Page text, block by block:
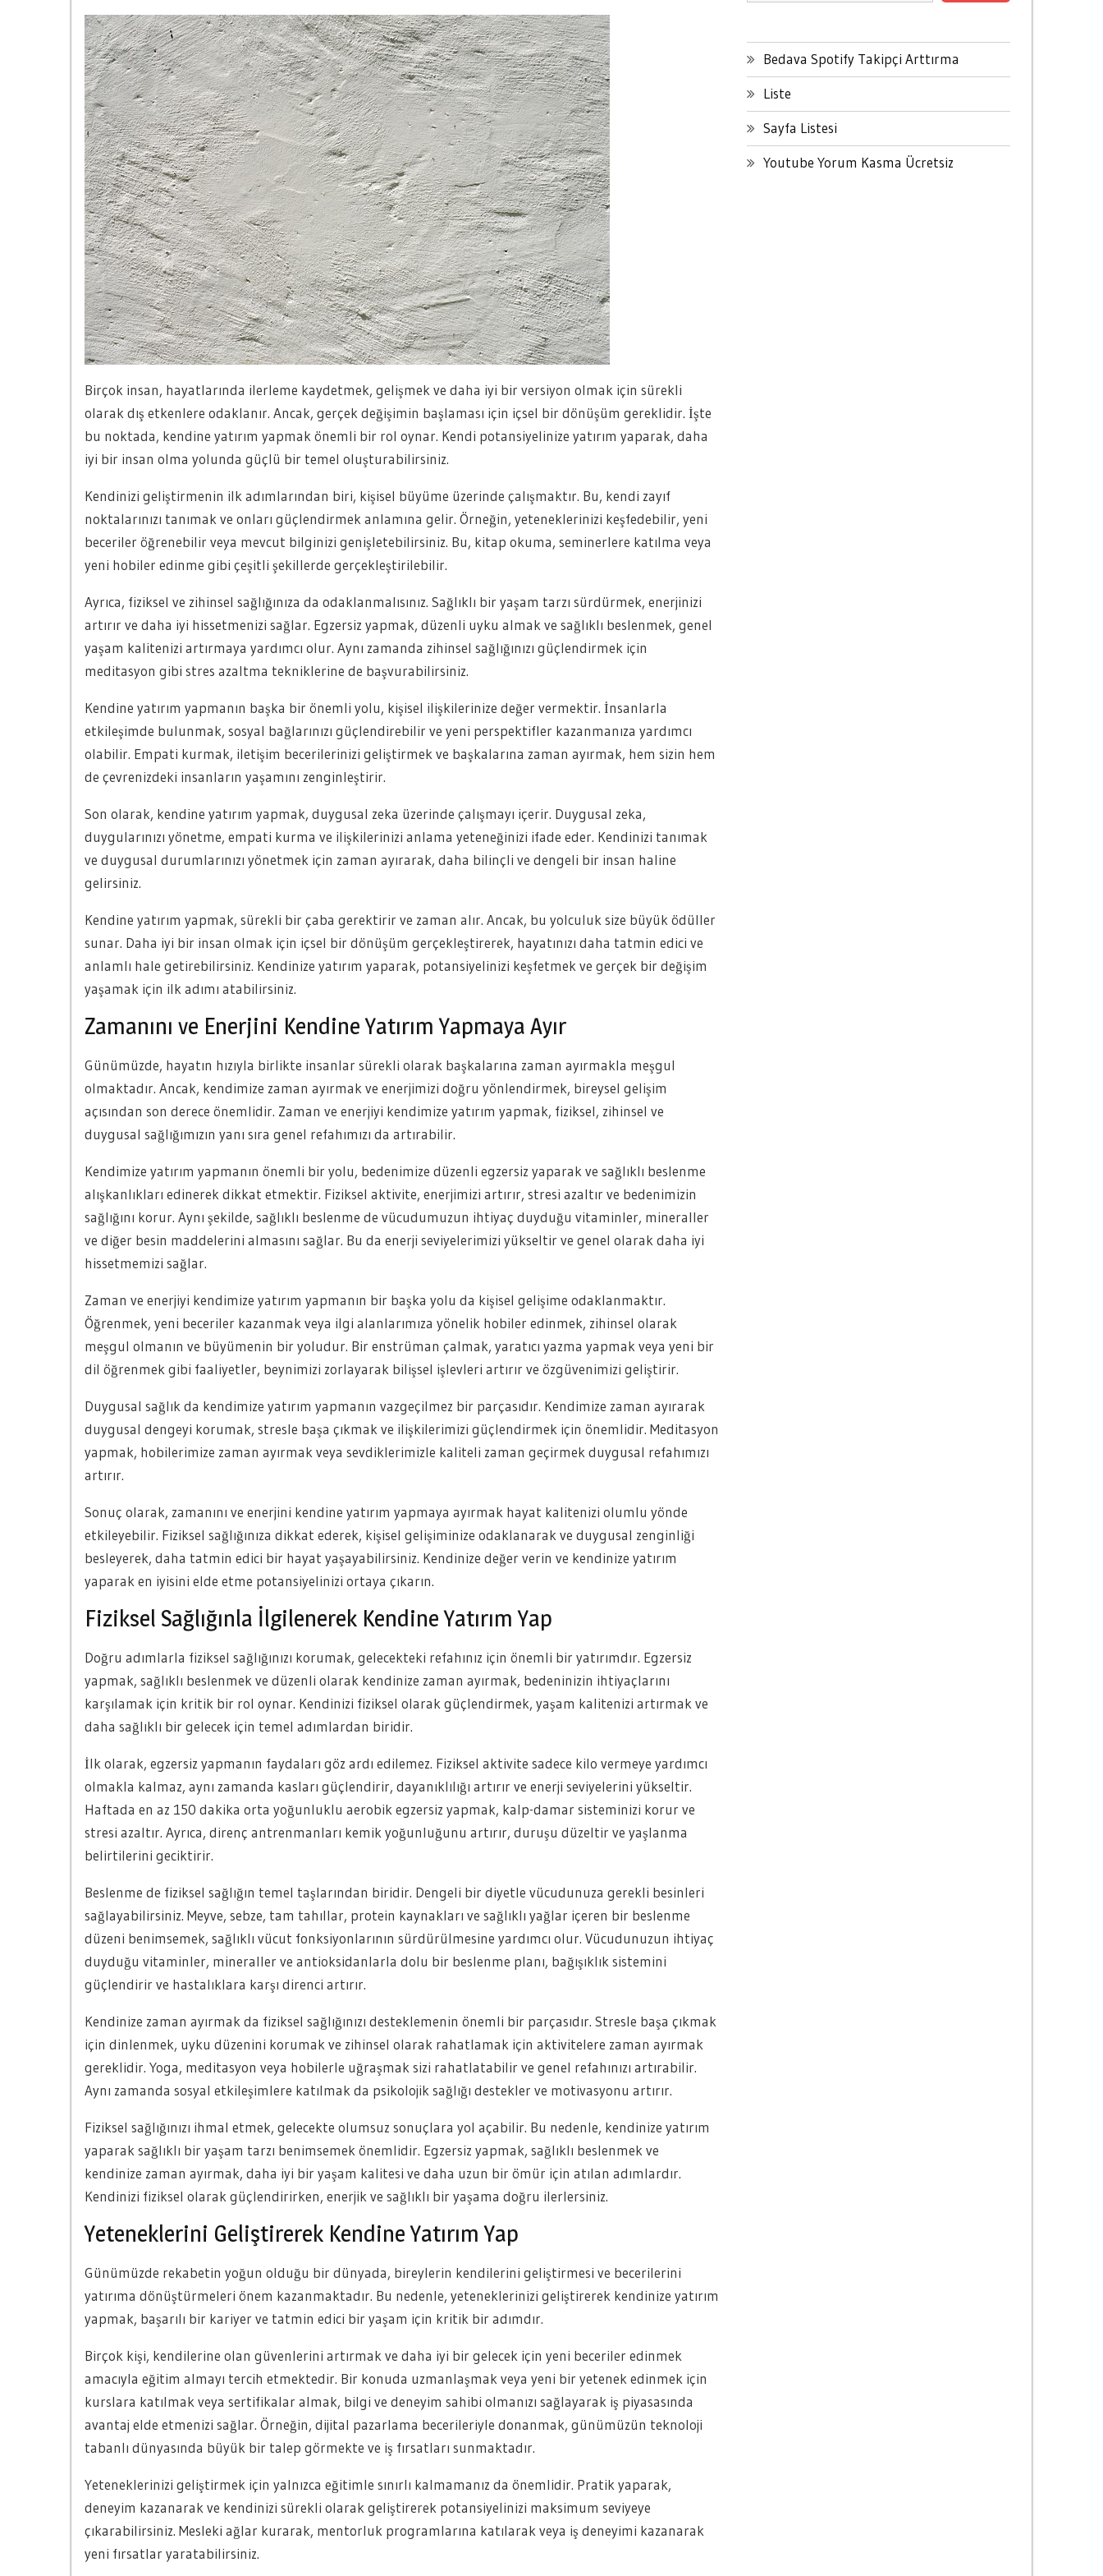
Birçok insan, hayatlarında ilerleme kaydetmek, gelişmek ve daha iyi bir versiyon olmak için sürekli
olarak dış etkenlere odaklanır. Ancak, gerçek değişimin başlaması için içsel bir dönüşüm gereklidir. İşte
bu noktada, kendine yatırım yapmak önemli bir rol oynar. Kendi potansiyelinize yatırım yaparak, daha
iyi bir insan olma yolunda güçlü bir temel oluşturabilirsiniz.
Kendinizi geliştirmenin ilk adımlarından biri, kişisel büyüme üzerinde çalışmaktır. Bu, kendi zayıf
noktalarınızı tanımak ve onları güçlendirmek anlamına gelir. Örneğin, yeteneklerinizi keşfedebilir, yeni
beceriler öğrenebilir veya mevcut bilginizi genişletebilirsiniz. Bu, kitap okuma, seminerlere katılma veya
yeni hobiler edinme gibi çeşitli şekillerde gerçekleştirilebilir.
Ayrıca, fiziksel ve zihinsel sağlığınıza da odaklanmalısınız. Sağlıklı bir yaşam tarzı sürdürmek, enerjinizi
artırır ve daha iyi hissetmenizi sağlar. Egzersiz yapmak, düzenli uyku almak ve sağlıklı beslenmek, genel
yaşam kalitenizi artırmaya yardımcı olur. Aynı zamanda zihinsel sağlığınızı güçlendirmek için
meditasyon gibi stres azaltma tekniklerine de başvurabilirsiniz.
Kendine yatırım yapmanın başka bir önemli yolu, kişisel ilişkilerinize değer vermektir. İnsanlarla
etkileşimde bulunmak, sosyal bağlarınızı güçlendirebilir ve yeni perspektifler kazanmanıza yardımcı
olabilir. Empati kurmak, iletişim becerilerinizi geliştirmek ve başkalarına zaman ayırmak, hem sizin hem
de çevrenizdeki insanların yaşamını zenginleştirir.
Son olarak, kendine yatırım yapmak, duygusal zeka üzerinde çalışmayı içerir. Duygusal zeka,
duygularınızı yönetme, empati kurma ve ilişkilerinizi anlama yeteneğinizi ifade eder. Kendinizi tanımak
ve duygusal durumlarınızı yönetmek için zaman ayırarak, daha bilinçli ve dengeli bir insan haline
gelirsiniz.
Kendine yatırım yapmak, sürekli bir çaba gerektirir ve zaman alır. Ancak, bu yolculuk size büyük ödüller
sunar. Daha iyi bir insan olmak için içsel bir dönüşüm gerçekleştirerek, hayatınızı daha tatmin edici ve
anlamlı hale getirebilirsiniz. Kendinize yatırım yaparak, potansiyelinizi keşfetmek ve gerçek bir değişim
yaşamak için ilk adımı atabilirsiniz.
Zamanını ve Enerjini Kendine Yatırım Yapmaya Ayır
Günümüzde, hayatın hızıyla birlikte insanlar sürekli olarak başkalarına zaman ayırmakla meşgul
olmaktadır. Ancak, kendimize zaman ayırmak ve enerjimizi doğru yönlendirmek, bireysel gelişim
açısından son derece önemlidir. Zaman ve enerjiyi kendimize yatırım yapmak, fiziksel, zihinsel ve
duygusal sağlığımızın yanı sıra genel refahımızı da artırabilir.
Kendimize yatırım yapmanın önemli bir yolu, bedenimize düzenli egzersiz yaparak ve sağlıklı beslenme
alışkanlıkları edinerek dikkat etmektir. Fiziksel aktivite, enerjimizi artırır, stresi azaltır ve bedenimizin
sağlığını korur. Aynı şekilde, sağlıklı beslenme de vücudumuzun ihtiyaç duyduğu vitaminler, mineraller
ve diğer besin maddelerini almasını sağlar. Bu da enerji seviyelerimizi yükseltir ve genel olarak daha iyi
hissetmemizi sağlar.
Zaman ve enerjiyi kendimize yatırım yapmanın bir başka yolu da kişisel gelişime odaklanmaktır.
Öğrenmek, yeni beceriler kazanmak veya ilgi alanlarımıza yönelik hobiler edinmek, zihinsel olarak
meşgul olmanın ve büyümenin bir yoludur. Bir enstrüman çalmak, yaratıcı yazma yapmak veya yeni bir
dil öğrenmek gibi faaliyetler, beynimizi zorlayarak bilişsel işlevleri artırır ve özgüvenimizi geliştirir.
Duygusal sağlık da kendimize yatırım yapmanın vazgeçilmez bir parçasıdır. Kendimize zaman ayırarak
duygusal dengeyi korumak, stresle başa çıkmak ve ilişkilerimizi güçlendirmek için önemlidir. Meditasyon
yapmak, hobilerimize zaman ayırmak veya sevdiklerimizle kaliteli zaman geçirmek duygusal refahımızı
artırır.
Sonuç olarak, zamanını ve enerjini kendine yatırım yapmaya ayırmak hayat kalitenizi olumlu yönde
etkileyebilir. Fiziksel sağlığınıza dikkat ederek, kişisel gelişiminize odaklanarak ve duygusal zenginliği
besleyerek, daha tatmin edici bir hayat yaşayabilirsiniz. Kendinize değer verin ve kendinize yatırım
yaparak en iyisini elde etme potansiyelinizi ortaya çıkarın.
Fiziksel Sağlığınla İlgilenerek Kendine Yatırım Yap
Doğru adımlarla fiziksel sağlığınızı korumak, gelecekteki refahınız için önemli bir yatırımdır. Egzersiz
yapmak, sağlıklı beslenmek ve düzenli olarak kendinize zaman ayırmak, bedeninizin ihtiyaçlarını
karşılamak için kritik bir rol oynar. Kendinizi fiziksel olarak güçlendirmek, yaşam kalitenizi artırmak ve
daha sağlıklı bir gelecek için temel adımlardan biridir.
İlk olarak, egzersiz yapmanın faydaları göz ardı edilemez. Fiziksel aktivite sadece kilo vermeye yardımcı
olmakla kalmaz, aynı zamanda kasları güçlendirir, dayanıklılığı artırır ve enerji seviyelerini yükseltir.
Haftada en az 150 dakika orta yoğunluklu aerobik egzersiz yapmak, kalp-damar sisteminizi korur ve
stresi azaltır. Ayrıca, direnç antrenmanları kemik yoğunluğunu artırır, duruşu düzeltir ve yaşlanma
belirtilerini geciktirir.
Beslenme de fiziksel sağlığın temel taşlarından biridir. Dengeli bir diyetle vücudunuza gerekli besinleri
sağlayabilirsiniz. Meyve, sebze, tam tahıllar, protein kaynakları ve sağlıklı yağlar içeren bir beslenme
düzeni benimsemek, sağlıklı vücut fonksiyonlarının sürdürülmesine yardımcı olur. Vücudunuzun ihtiyaç
duyduğu vitaminler, mineraller ve antioksidanlarla dolu bir beslenme planı, bağışıklık sistemini
güçlendirir ve hastalıklara karşı direnci artırır.
Kendinize zaman ayırmak da fiziksel sağlığınızı desteklemenin önemli bir parçasıdır. Stresle başa çıkmak
için dinlenmek, uyku düzenini korumak ve zihinsel olarak rahatlamak için aktivitelere zaman ayırmak
gereklidir. Yoga, meditasyon veya hobilerle uğraşmak sizi rahatlatabilir ve genel refahınızı artırabilir.
Aynı zamanda sosyal etkileşimlere katılmak da psikolojik sağlığı destekler ve motivasyonu artırır.
Fiziksel sağlığınızı ihmal etmek, gelecekte olumsuz sonuçlara yol açabilir. Bu nedenle, kendinize yatırım
yaparak sağlıklı bir yaşam tarzı benimsemek önemlidir. Egzersiz yapmak, sağlıklı beslenmek ve
kendinize zaman ayırmak, daha iyi bir yaşam kalitesi ve daha uzun bir ömür için atılan adımlardır.
Kendinizi fiziksel olarak güçlendirirken, enerjik ve sağlıklı bir yaşama doğru ilerlersiniz.
Yeteneklerini Geliştirerek Kendine Yatırım Yap
Günümüzde rekabetin yoğun olduğu bir dünyada, bireylerin kendilerini geliştirmesi ve becerilerini
yatırıma dönüştürmeleri önem kazanmaktadır. Bu nedenle, yeteneklerinizi geliştirerek kendinize yatırım
yapmak, başarılı bir kariyer ve tatmin edici bir yaşam için kritik bir adımdır.
Birçok kişi, kendilerine olan güvenlerini artırmak ve daha iyi bir gelecek için yeni beceriler edinmek
amacıyla eğitim almayı tercih etmektedir. Bir konuda uzmanlaşmak veya yeni bir yetenek edinmek için
kurslara katılmak veya sertifikalar almak, bilgi ve deneyim sahibi olmanızı sağlayarak iş piyasasında
avantaj elde etmenizi sağlar. Örneğin, dijital pazarlama becerileriyle donanmak, günümüzün teknoloji
tabanlı dünyasında büyük bir talep görmekte ve iş fırsatları sunmaktadır.
Yeteneklerinizi geliştirmek için yalnızca eğitimle sınırlı kalmamanız da önemlidir. Pratik yaparak,
deneyim kazanarak ve kendinizi sürekli olarak geliştirerek potansiyelinizi maksimum seviyeye
çıkarabilirsiniz. Mesleki ağlar kurarak, mentorluk programlarına katılarak veya iş deneyimi kazanarak
yeni fırsatlar yaratabilirsiniz.
Bedava Spotify Takipçi Arttırma
Liste
Sayfa Listesi
Youtube Yorum Kasma Ücretsiz